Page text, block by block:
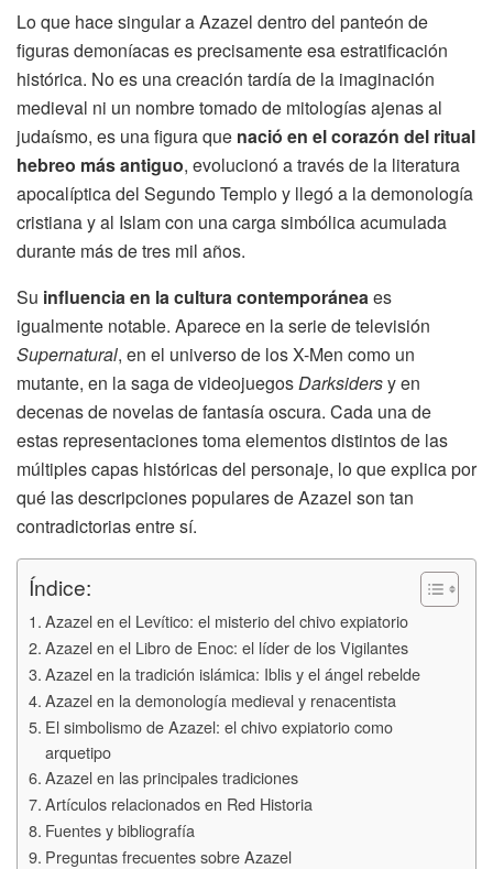
Lo que hace singular a Azazel dentro del panteón de
figuras demoníacas es precisamente esa estratificación
histórica. No es una creación tardía de la imaginación
medieval ni un nombre tomado de mitologías ajenas al
judaísmo, es una figura que nació en el corazón del ritual
hebreo más antiguo, evolucionó a través de la literatura
apocalíptica del Segundo Templo y llegó a la demonología
cristiana y al Islam con una carga simbólica acumulada
durante más de tres mil años.
Su influencia en la cultura contemporáneaes
igualmente notable. Aparece en la serie de televisión
Supernatural, en el universo de los X-Men como un
mutante, en la saga de videojuegosDarksidersy en
decenas de novelas de fantasía oscura. Cada una de
estas representaciones toma elementos distintos de las
múltiples capas históricas del personaje, lo que explica por
qué las descripciones populares de Azazel son tan
contradictorias entre sí.
Índice:
Azazel en el Levítico: el misterio del chivo expiatorio
Azazel en el Libro de Enoc: el líder de los Vigilantes
Azazel en la tradición islámica: Iblis y el ángel rebelde
Azazel en la demonología medieval y renacentista
El simbolismo de Azazel: el chivo expiatorio como
arquetipo
Azazel en las principales tradiciones
Artículos relacionados en Red Historia
Fuentes y bibliografía
Preguntas frecuentes sobre Azazel